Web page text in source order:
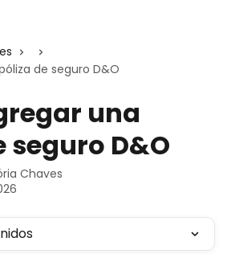
de seguro D&O
una
seguro D&O
Chaves